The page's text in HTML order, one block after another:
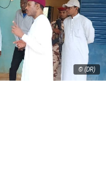
© (DR)